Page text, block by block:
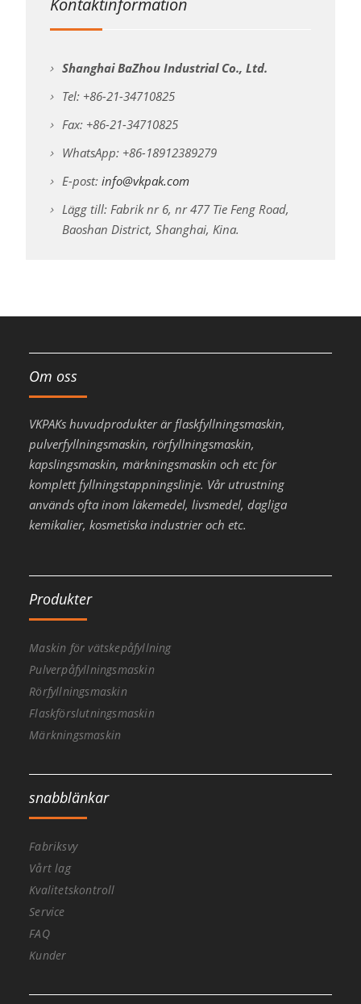
Shanghai BaZhou Industrial Co., Ltd.
Tel: +86-21-34710825
Fax: +86-21-34710825
WhatsApp: +86-18912389279
E-post: info@vkpak.com
Lägg till: Fabrik nr 6, nr 477 Tie Feng Road,
Baoshan District, Shanghai, Kina.
Om oss
VKPAKs huvudprodukter är flaskfyllningsmaskin,
pulverfyllningsmaskin, rörfyllningsmaskin,
kapslingsmaskin, märkningsmaskin och etc för
komplett fyllningstappningslinje. Vår utrustning
används ofta inom läkemedel, livsmedel, dagliga
kemikalier, kosmetiska industrier och etc.
Produkter
Maskin för vätskepåfyllning
Pulverpåfyllningsmaskin
Rörfyllningsmaskin
Flaskförslutningsmaskin
Märkningsmaskin
snabblänkar
Fabriksvy
Vårt lag
Kvalitetskontroll
Service
FAQ
Kunder